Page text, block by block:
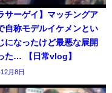
サーゲイ】マッチングア
自称モデルイケメンとい
になったけど最悪な展開
た… 【日常vlog】
月8日